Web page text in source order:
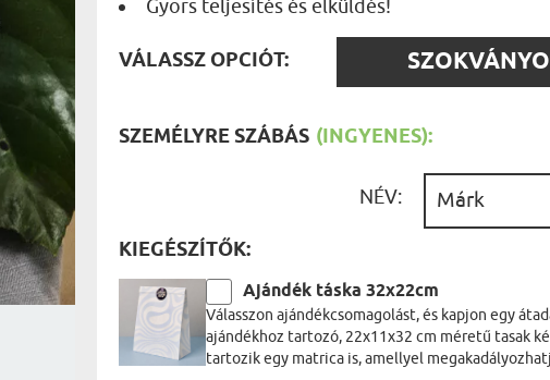
UTAZÓNAK
IDŐSEBBNEK
SPORTOLÓNAK
TŰZOLTÓNAK
HORGÁSZNAK
VICCELŐDŐNEK
Gyors teljesítés és elküldés!
VÁLASSZ OPCIÓT:
VÁLASSZ
OPCIÓT:
SZEMÉLYRE SZÁBÁS (INGYENES):
NÉV:
KIEGÉSZÍTŐK:
Ajándék táska 32x22cm
Válasszon ajándékcsomagolást, és kapjon egy
ajándékhoz tartozó, 22x11x32 cm méretű tasak
tartozik egy matrica is, amellyel